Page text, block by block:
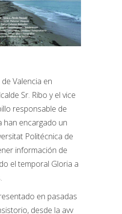
Valencia en
Sr. Ribo y el vice
responsable de
han encargado un
Politécnica de
información de
el temporal Gloria a
en pasadas
desde la avv